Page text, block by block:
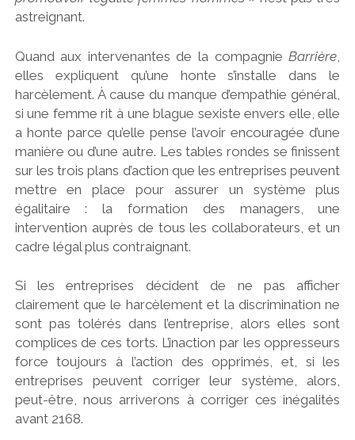
astreignant.
Quand aux intervenantes de la compagnieBarrière
elles expliquent qu’une honte s’installe dans le
harcèlement. À cause du manque d’empathie général,
si une femme rit à une blague sexiste envers elle, elle
a honte parce qu’elle pense l’avoir encouragée d’une
manière ou d’une autre. Les tables rondes se finissent
sur les trois plans d’action que les entreprises peuvent
mettre en place pour assurer un système plus
égalitaire : la formation des managers, une
intervention auprès de tous les collaborateurs, et un
cadre légal plus contraignant.
Si les entreprises décident de ne pas afficher
clairement que le harcèlement et la discrimination ne
sont pas tolérés dans l’entreprise, alors elles sont
complices de ces torts. L’inaction par les oppresseurs
force toujours à l’action des opprimés, et, si les
entreprises peuvent corriger leur système, alors,
peut-être, nous arriverons à corriger ces inégalités
avant 2168.